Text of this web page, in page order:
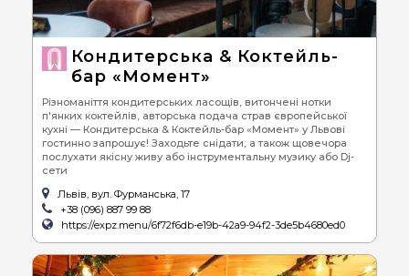
Кондитерська & Коктейль-
бар «Момент»
Різноманіття кондитерських ласощів, витончені нотки
п'янких коктейлів, авторська подача страв європейської
кухні — Кондитерська & Коктейль-бар «Момент» у Львові
гостинно запрошує! Заходьте снідати, а також щовечора
послухати якісну живу або інструментальну музику або Dj-
сети
Львів, вул. Фурманська, 17
+38 (096) 887 99 88
https://expz.menu/6f72f6db-e19b-42a9-94f2-3de5b4680ed0